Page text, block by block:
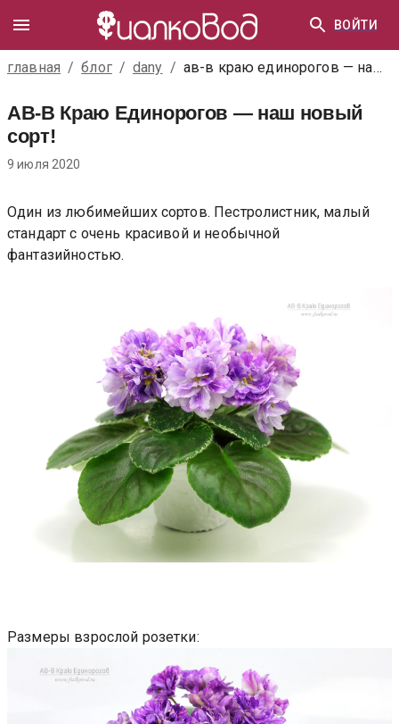
ВОЙТИ
главная / блог / dany / ав-в краю единорогов — наш новый сорт!
АВ-В Краю Единорогов — наш новый
сорт!
9 июля 2020
Один из любимейших сортов. Пестролистник, малый
стандарт с очень красивой и необычной
фантазийностью.
Размеры взрослой розетки: